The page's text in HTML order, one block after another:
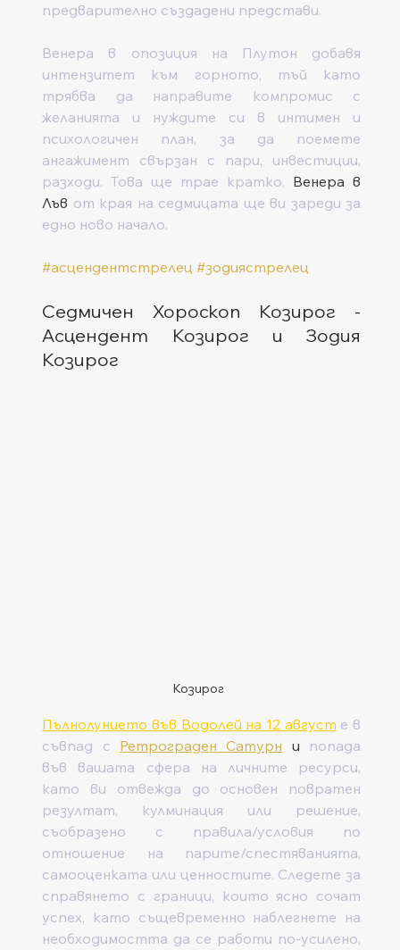
предварително създадени представи.
Венера в опозиция на Плутон добавя
интензитет към горното, тъй като
трябва да направите компромис с
желанията и нуждите си в интимен и
психологичен план, за да поемете
ангажимент свързан с пари, инвестиции,
разходи. Това ще трае кратко, Венера в
Лъв от края на седмицата ще ви зареди за
едно ново начало.
#асцендентстрелец #зодиястрелец
Седмичен Хороскоп Козирог -
Асцендент Козирог и Зодия
Козирог
Козирог
Пълнолунието във Водолей на 12 август е в
съвпад с Ретрограден Сатурн и попада
във вашата сфера на личните ресурси,
като ви отвежда до основен повратен
резултат, кулминация или решение,
съобразено с правила/условия по
отношение на парите/спестяванията,
самооценката или ценностите. Следете за
справянето с граници, които ясно сочат
успех, като същевременно наблегнете на
необходимостта да се работи по-усилено,